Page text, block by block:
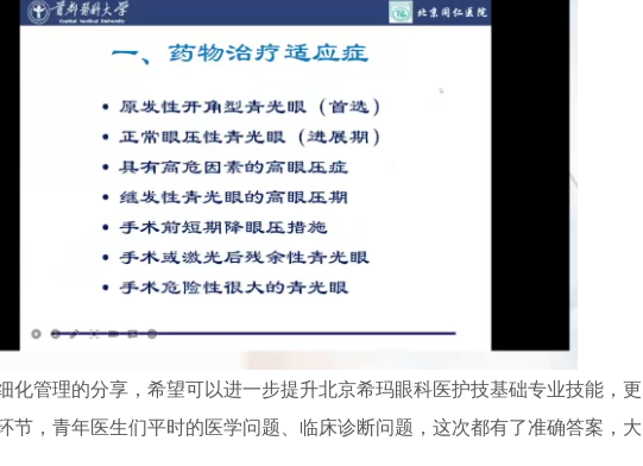
管理的分享，希望可以进一步提升北京希玛眼科医护技基础专业技能，更
节，青年医生们平时的医学问题、临床诊断问题，这次都有了准确答案，大